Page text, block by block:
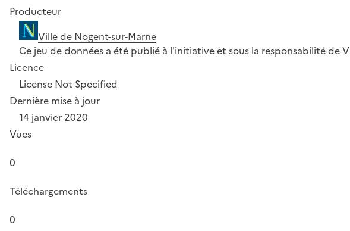
Producteur
Ville de Nogent-sur-Marne
Ce jeu de données a été publié à l'initiative et sous la responsabilité de
Licence
License Not Specified
Dernière mise à jour
14 janvier 2020
Vues
0
Téléchargements
0